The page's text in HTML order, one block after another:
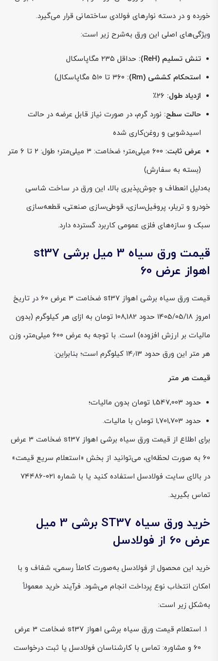
خورده و در دسته نوارهای فولادی ساختمانی قرار می‌گیرد.
ویژگی‌های اصلی این ورق به‌شرح زیر است:
تنش تسلیم (ReH):
حداقل ۲۳۵ مگاپاسکال
استحکام کششی (Rm):
ازدیاد طول:
حالت سطح: نورد گرم، در صورت نیاز قابل عرضه در حالت
اسیدشویی و روغن‌کاری شده
عرض ثابت:
۶۰۰ میلی‌متر؛ ضخامت: ۳ میلی‌متر؛ طول: ۲ تا ۶ متر
(بسته به سفارش)
به‌دلیل انعطاف و جوش‌پذیری بالا، این ورق در ساخت شاسی
خودرو و تریلر، پروفیل‌سازی، قوطی‌سازی صنعتی، قطعه‌سازی
سبک و سازه‌های فلزی عمومی کاربرد گسترده دارد.
قیمت ورق سیاه 3 میل برشی st37
اهواز عرض 60
قیمت ورق سیاه برشی اهواز st37 ضخامت 3 عرض 60 در تاریخ
امروز 1405/05/18 حدود 108,182 تومان به ازای هر کیلوگرم (بدون
مالیات بر ارزش افزوده) است. با توجه به عرض ۶۰۰ میلی‌متر، وزن
هر متر این ورق حدود ۱۴٫۱۳ کیلوگرم است؛ بنابراین:
قیمت هر متر
حدود 1,547,003 تومان بدون مالیات؛
حدود 1,701,703 تومان با مالیات.
برای اطلاع از قیمت ورق سیاه برشی اهواز st37 ضخامت 3 عرض
60 به صورت لحظه‌ای، می‌توانید از بخش «استعلام سریع قیمت»
در بالای سایت فولادسل استفاده کنید یا با شماره ۰۲۱-۷۴۴۸۶
تماس بگیرید.
خرید ورق سیاه ST37 برشی 3 میل
عرض 60 از فولادسل
خرید این محصول از فولادسل به‌صورت کاملاً رسمی، شفاف و با
امکان انتخاب نوع پرداخت انجام می‌شود. فرآیند خرید معمولاً
به‌شکل زیر است:
استعلام قیمت ورق سیاه برشی اهواز st37 ضخامت 3 عرض
60 و مشاوره: تماس با کارشناسان فولادسل یا ثبت درخواست